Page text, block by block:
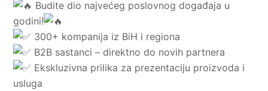
Budite dio najvećeg poslovnog događaja u
godini!
300+ kompanija iz BiH i regiona
B2B sastanci – direktno do novih partnera
Ekskluzivna prilika za prezentaciju proizvoda i
usluga